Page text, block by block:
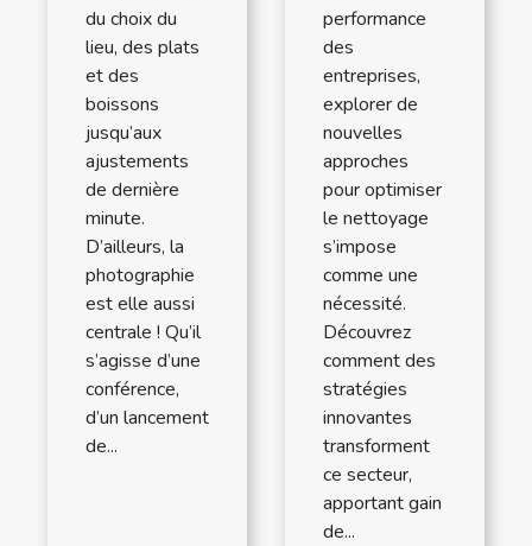
du choix du
lieu, des plats
et des
boissons
jusqu’aux
ajustements
de dernière
minute.
D’ailleurs, la
photographie
est elle aussi
centrale ! Qu’il
s’agisse d’une
conférence,
d’un lancement
de...
performance
des
entreprises,
explorer de
nouvelles
approches
pour optimiser
le nettoyage
s’impose
comme une
nécessité.
Découvrez
comment des
stratégies
innovantes
transforment
ce secteur,
apportant gain
de...